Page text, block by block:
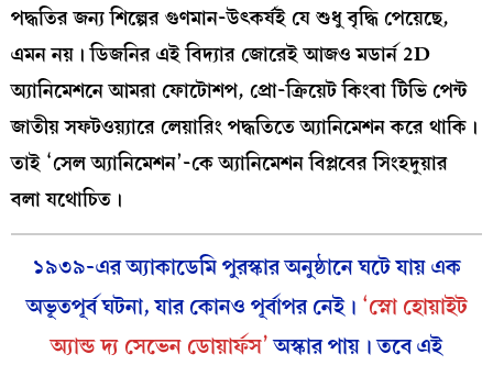
পদ্ধতির জন্য শিল্পের গুণমান-উৎকর্ষই যে শুধু বৃদ্ধি পেয়েছে,
এমন নয়। ডিজনির এই বিদ্যার জোরেই আজও মডার্ন 2D
অ্যানিমেশনে আমরা ফোটোশপ, প্রো-ক্রিয়েট কিংবা টিভি পেন্ট
জাতীয় সফটওয়্যারে লেয়ারিং পদ্ধতিতে অ্যানিমেশন করে থাকি।
তাই ‘সেল অ্যানিমেশন’-কে অ্যানিমেশন বিপ্লবের সিংহদুয়ার
বলা যথোচিত।
১৯৩৯-এর অ্যাকাডেমি পুরস্কার অনুষ্ঠানে ঘটে যায় এক
অভূতপূর্ব ঘটনা, যার কোনও পূর্বাপর নেই। ‘স্নো হোয়াইট
অ্যান্ড দ্য সেভেন ডোয়ার্ফস’অস্কার পায়। তবে এই